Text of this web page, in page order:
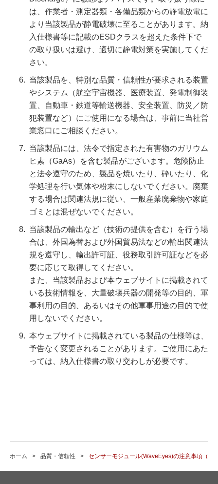
は、作業者・測定器類・各備品類からの静電放電に
より当該製品が静電破壊に至ることがあります。納
入仕様書等に記載のESDクラスを超えた条件下で
の取り扱いは避け、適切に静電対策を実施してくだ
さい。
当該製品を、特別な品質・信頼性が要求される装置
やシステム（航空宇宙機器、医療装置、発電制御装
置、自動車・鉄道等輸送機器、安全装置、防災／防
犯装置など）にご使用になる場合は、事前に当社営
業窓口にご相談ください。
当該製品には、法令で指定された有害物のガリウム
ヒ素（GaAs）を含む製品がございます。危険防止
と法令遵守のため、製品を焼いたり、砕いたり、化
学処理を行い気体や粉末にしないでください。廃棄
する場合は関連法規に従い、一般産業廃棄物や家庭
ゴミとは混ぜないでください。
当該製品の輸出など（技術の提供を含む）を行う場
合は、外国為替および外国貿易法などの輸出関連法
規を遵守し、輸出許可証、役務取引許可証などを必
要に応じて取得してください。
また、当該製品および本ウェブサイトに掲載されて
いる技術情報を、大量破壊兵器の開発等の目的、軍
事利用の目的、あるいはその他軍事用途の目的で使
用しないでください。
本ウェブサイトに掲載されている製品の仕様等は、
予告なく変更されることがあります。ご使用にあた
っては、納入仕様書の取り交わしが必要です。
ホーム 品質・信頼性 センサーモジュール(WaveEyes)の注意事項（マ